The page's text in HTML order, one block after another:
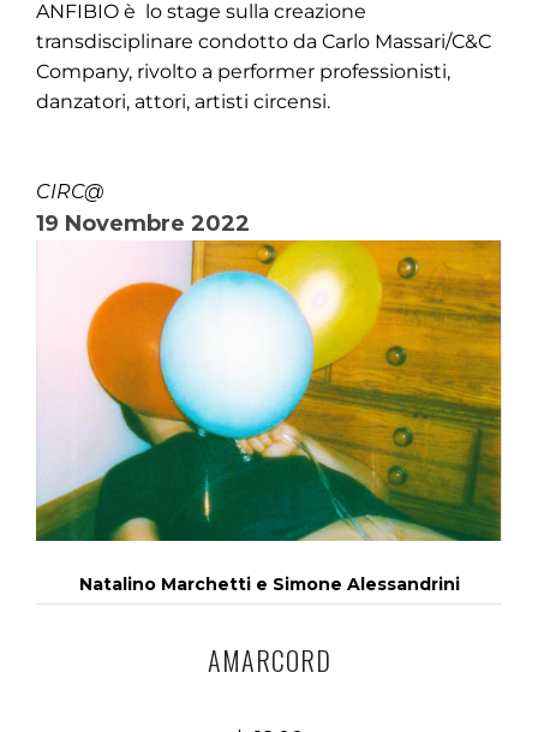
ANFIBIO è lo stage sulla creazione
transdisciplinare condotto da Carlo Massari/C&C
Company, rivolto a performer professionisti,
danzatori, attori, artisti circensi.
CIRC@
19 Novembre 2022
Natalino Marchetti e Simone Alessandrini
AMARCORD